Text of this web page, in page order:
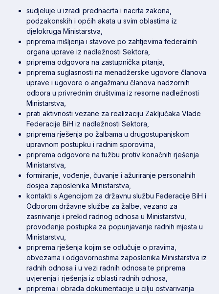
sudjeluje u izradi prednacrta i nacrta zakona,
podzakonskih i općih akata u svim oblastima iz
djelokruga Ministarstva,
priprema mišljenja i stavove po zahtjevima federalnih
organa uprave iz nadležnosti Sektora,
priprema odgovora na zastupnička pitanja,
priprema suglasnosti na menadžerske ugovore članova
uprave i ugovore o angažmanu članova nadzornih
odbora u privrednim društvima iz resorne nadležnosti
Ministarstva,
prati aktivnosti vezane za realizaciju Zaključaka Vlade
Federacije BiH iz nadležnosti Sektora,
priprema rješenja po žalbama u drugostupanjskom
upravnom postupku i radnim sporovima,
priprema odgovore na tužbu protiv konačnih rješenja
Ministarstva,
formiranje, vođenje, čuvanje i ažuriranje personalnih
dosjea zaposlenika Ministarstva,
kontakti s Agencijom za državnu službu Federacije BiH i
Odborom državne službe za žalbe, vezano za
zasnivanje i prekid radnog odnosa u Ministarstvu,
provođenje postupka za popunjavanje radnih mjesta u
Ministarstvu,
priprema rješenja kojim se odlučuje o pravima,
obvezama i odgovornostima zaposlenika Ministarstva iz
radnih odnosa i u vezi radnih odnosa te priprema
uvjerenja i rješenja iz oblasti radnih odnosa,
priprema i obrada dokumentacije u cilju ostvarivanja